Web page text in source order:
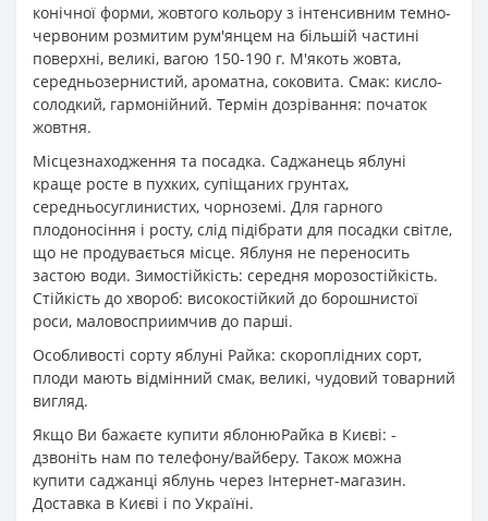
конічної форми, жовтого кольору з інтенсивним темно-
червоним розмитим рум'янцем на більшій частині
поверхні, великі, вагою 150-190 г. М'якоть жовта,
середньозернистий, ароматна, соковита. Смак: кисло-
солодкий, гармонійний. Термін дозрівання: початок
жовтня.
Місцезнаходження та посадка. Саджанець яблуні
краще росте в пухких, супіщаних грунтах,
середньосуглинистих, чорноземі. Для гарного
плодоносіння і росту, слід підібрати для посадки світле,
що не продувається місце. Яблуня не переносить
застою води. Зимостійкість: середня морозостійкість.
Стійкість до хвороб: високостійкий до борошнистої
роси, маловосприимчив до парші.
Особливості сорту яблуні Райка: скороплідних сорт,
плоди мають відмінний смак, великі, чудовий товарний
вигляд.
Якщо Ви бажаєте купити яблонюРайка в Києві: -
дзвоніть нам по телефону/вайберу. Також можна
купити саджанці яблунь через Інтернет-магазин.
Доставка в Києві і по Україні.